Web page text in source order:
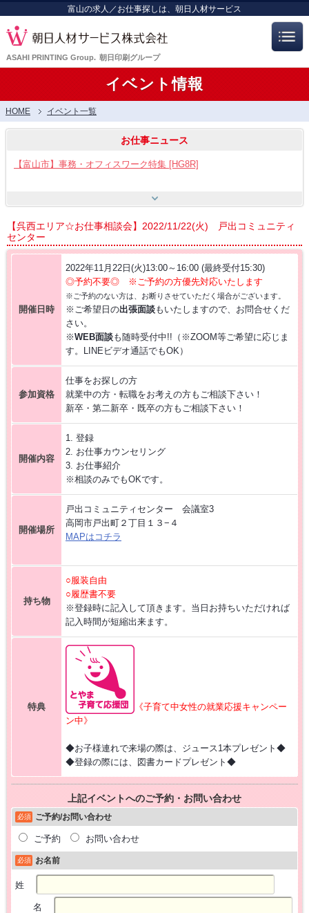
富山の求人／お仕事探しは、朝日人材サービス
ASAHI PRINTING Group. 朝日印刷グループ
イベント情報
HOME イベント一覧
お仕事ニュース
【富山市】事務・オフィスワーク特集 [HG8R]
【富山市】工場・製造ワーク [HG8]
【呉羽射水エリア特集】スタッフ12名大募集!! [HB7]
【お仕事相談会☆流通会館】2026/8/21(金) PM開催
【お仕事相談会☆大久保ふれあいｾﾝﾀｰ】2026/8/26(水)
【お仕事相談会☆黒部市コラーレ】2026/8/21(金)PM
【お仕事相談会☆黒部市コラーレ】2026/8/7(金)PM
派遣から正社員をめざす 〜自分に合った職場を見つける新しい転職の
カタチ〜
【お仕事相談会☆流通会館】2026/9/24(木) PM開催
【呉西エリア☆お仕事相談会】2022/11/22(火) 戸出コミュニティ
センター
開催日時
2022年11月22日(火)13:00～16:00 (最終受付15:30)
◎予約不要◎ ※ご予約の方優先対応いたします
※ご予約のない方は、お断りさせていただく場合がございます。
※ご希望日の出張面談もいたしますので、お問合せくだ
さい。
※WEB面談も随時受付中!!（※ZOOM等ご希望に応じま
す。LINEビデオ通話でもOK）
参加資格
仕事をお探しの方
就業中の方・転職をお考えの方もご相談下さい！
新卒・第二新卒・既卒の方もご相談下さい！
開催内容
1. 登録
2. お仕事カウンセリング
3. お仕事紹介
※相談のみでもOKです。
開催場所
戸出コミュニティセンター 会議室3
高岡市戸出町２丁目１３−４
MAPはコチラ
持ち物
○服装自由
○履歴書不要
※登録時に記入して頂きます。当日お持ちいただければ
記入時間が短縮出来ます。
特典
《子育て中女性の就業応援キャンペー
ン中》
◆お子様連れで来場の際は、ジュース1本プレゼント◆
◆登録の際には、図書カードプレゼント◆
上記イベントへのご予約・お問い合わせ
必須 ご予約/お問い合わせ
ご予約 お問い合わせ
必須 お名前
姓
名